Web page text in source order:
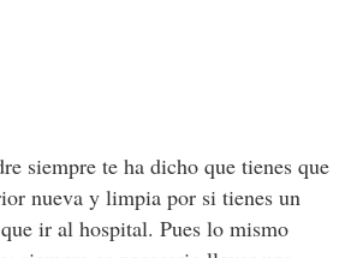
siempre te ha dicho que tienes que
nueva y limpia por si tienes un
ir al hospital. Pues lo mismo